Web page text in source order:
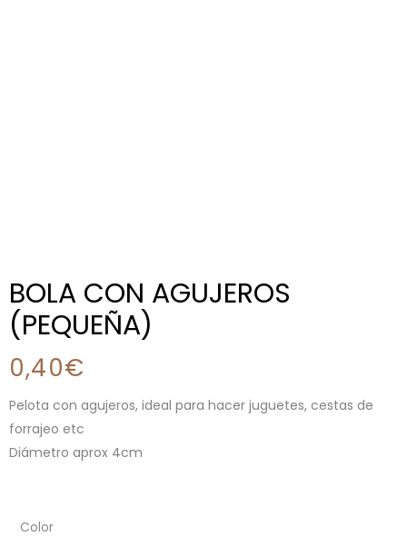
BOLA CON AGUJEROS
(PEQUEÑA)
0,40€
Pelota con agujeros, ideal para hacer juguetes, cestas de
forrajeo etc
Diámetro aprox 4cm
Color